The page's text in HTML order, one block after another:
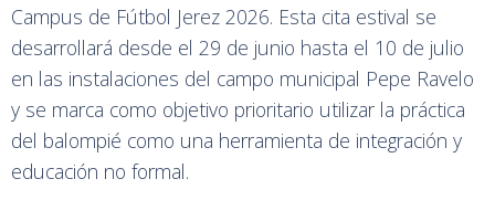
Campus de Fútbol Jerez 2026. Esta cita estival se
desarrollará desde el 29 de junio hasta el 10 de julio
en las instalaciones del campo municipal Pepe Ravelo
y se marca como objetivo prioritario utilizar la práctica
del balompié como una herramienta de integración y
educación no formal.